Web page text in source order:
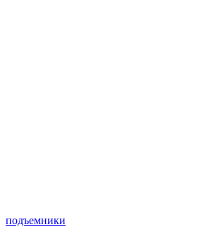
подъемники